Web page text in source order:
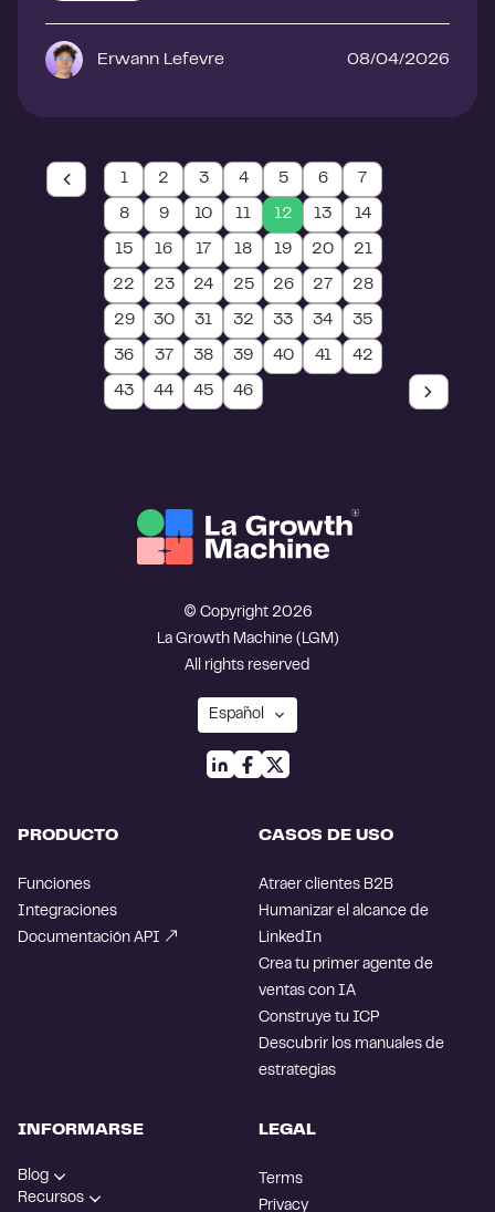
Erwann Lefevre 08/04/2026
1 2 3 4 5 6 7
8 9 10 11 12 13 14
15 16 17 18 19 20 21
22 23 24 25 26 27 28
29 30 31 32 33 34 35
36 37 38 39 40 41 42
43 44 45 46
© Copyright 2026
La Growth Machine (LGM)
All rights reserved
PRODUCTO
Funciones
Integraciones
Documentación API
CASOS DE USO
Atraer clientes B2B
Humanizar el alcance de
LinkedIn
Crea tu primer agente de
ventas con IA
Construye tu ICP
Descubrir los manuales de
estrategias
INFORMARSE
Blog
Recursos
LEGAL
Terms
Privacy